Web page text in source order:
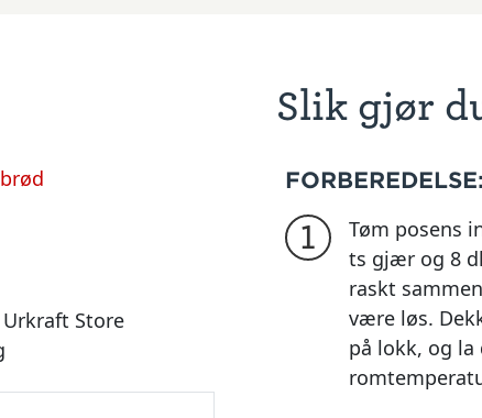
Store
Slik gjør
FORBEREDELSE:
1
Tøm posens
ts gjær og 8
raskt
være løs.
på lokk, og la